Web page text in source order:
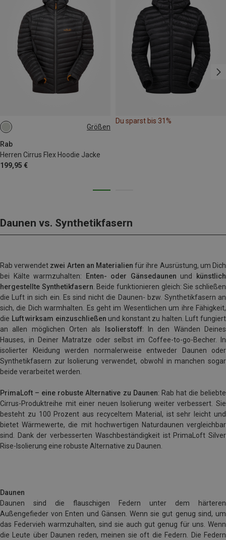
Größen
Rab
Herren Cirrus Flex Hoodie Jacke
199,95 €
S
Du sparst bis 31%
Daunen vs. Synthetikfasern
Rab verwendet zwei Arten an Materialien für ihre Ausrüstung, um Dich
bei Kälte warmzuhalten:
Enten- oder Gänsedaunen und
künstlich
hergestellte Synthetikfasern. Beide funktionieren gleich: Sie schließen
die Luft in sich ein. Es sind nicht die Daunen- bzw. Synthetikfasern an
sich, die Dich warmhalten. Es geht im Wesentlichen um ihre Fähigkeit,
die Luft wirksam einzuschließen und konstant zu halten. Luft fungiert
an allen möglichen Orten als
Isolierstoff: In den Wänden Deines
Hauses, in Deiner Matratze oder selbst im Coffee-to-go-Becher. In
isolierter Kleidung werden normalerweise entweder Daunen oder
Synthetikfasern zur Isolierung verwendet, obwohl in manchen sogar
beide verarbeitet werden.
PrimaLoft – eine robuste Alternative zu Daunen: Rab hat die beliebte
Cirrus-Produktreihe mit einer neuen Isolierung weiter verbessert. Sie
besteht zu 100 Prozent aus recyceltem Material, ist sehr leicht und
bietet Wärmewerte, die mit hochwertigen Naturdaunen vergleichbar
sind. Dank der verbesserten Waschbeständigkeit ist PrimaLoft Silver
Rise-Isolierung eine robuste Alternative zu Daunen.
Daunen
Daunen sind die flauschigen Federn unter dem härteren
Außengefieder von Enten und Gänsen. Wenn sie gut genug sind, um
das Federvieh warmzuhalten, sind sie auch gut genug für uns. Wenn
die Leute über Daunen reden, meinen sie oft die Federn. Die Federn